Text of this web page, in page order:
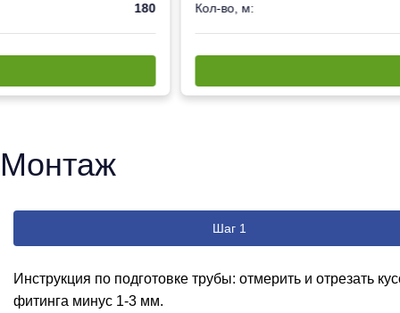
180
Кол-во, м:
Монтаж
Шаг 1
Инструкция по подготовке трубы: отмерить и отрезать
фитинга минус 1-3 мм.